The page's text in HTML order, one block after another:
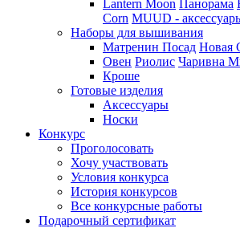
Lantern Moon Панорама
Corn MUUD -
Наборы для вышивания
Матренин Посад Новая
Овен Риолис Чаривна
Кроше
Готовые изделия
Аксессуары
Носки
Конкурс
Проголосовать
Хочу участвовать
Условия конкурса
История конкурсов
Все конкурсные работы
Подарочный сертификат